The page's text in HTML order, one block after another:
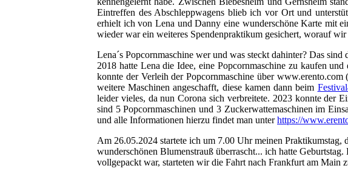
Eintreffen des Abschleppwagens blieb ich vor Ort und
erhielt ich von Lena und Danny eine wunderschöne Karte mit
wieder war ein weiteres Spendenpraktikum gesichert, worauf
Lena´s Popcornmaschine wer und was steckt dahinter? Das
2018 hatte Lena die Idee, eine Popcornmaschine zu kaufen
konnte der Verleih der Popcornmaschine über
weitere Maschinen angeschafft, diese kamen dann beim
leider vieles, da nun Corona sich verbreitete. 2023 konnte der
sind 5 Popcornmaschinen und 3 Zuckerwattemaschinen im
und alle Informationen hierzu findet man unterhttps://
Am 26.05.2024 startete ich um 7.00 Uhr meinen Praktikumstag,
wunderschönen Blumenstrauß überrascht... ich hatte
vollgepackt war, starteten wir die Fahrt nach Frankfurt am Main